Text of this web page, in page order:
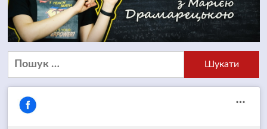
Пошук: